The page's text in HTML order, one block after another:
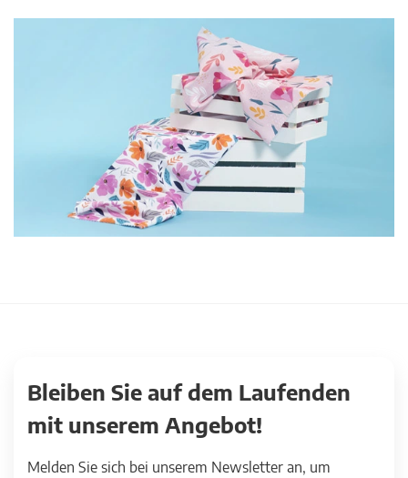
Bleiben Sie auf dem Laufenden
mit unserem Angebot!
Melden Sie sich bei unserem Newsletter an, um